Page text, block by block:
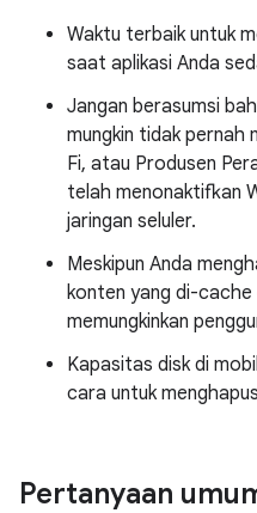
Waktu terbaik untuk
saat aplikasi Anda
Jangan berasumsi
mungkin tidak pernah
Fi, atau Produsen
telah menonaktifkan
jaringan seluler.
Meskipun Anda
konten yang di-cache
memungkinkan
Kapasitas disk di
cara untuk
Pertanyaan